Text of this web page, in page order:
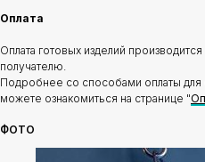
Оплата
Оплата готовых изделий
получателю.
Подробнее со способами оплаты для
можете ознакомиться на странице "
ФОТО